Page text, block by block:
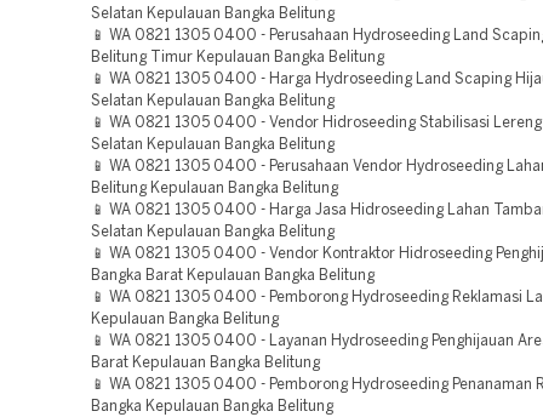
Selatan Kepulauan Bangka Belitung
📱 WA 0821 1305 0400 - Perusahaan Hydroseeding Land
Belitung Timur Kepulauan Bangka Belitung
📱 WA 0821 1305 0400 - Harga Hydroseeding Land Scaping
Selatan Kepulauan Bangka Belitung
📱 WA 0821 1305 0400 - Vendor Hidroseeding Stabilisasi Lereng
Selatan Kepulauan Bangka Belitung
📱 WA 0821 1305 0400 - Perusahaan Vendor Hydroseeding
Belitung Kepulauan Bangka Belitung
📱 WA 0821 1305 0400 - Harga Jasa Hidroseeding Lahan
Selatan Kepulauan Bangka Belitung
📱 WA 0821 1305 0400 - Vendor Kontraktor Hidroseeding
Bangka Barat Kepulauan Bangka Belitung
📱 WA 0821 1305 0400 - Pemborong Hydroseeding Reklamasi
Kepulauan Bangka Belitung
📱 WA 0821 1305 0400 - Layanan Hydroseeding Penghijauan
Barat Kepulauan Bangka Belitung
📱 WA 0821 1305 0400 - Pemborong Hydroseeding Penanaman
Bangka Kepulauan Bangka Belitung